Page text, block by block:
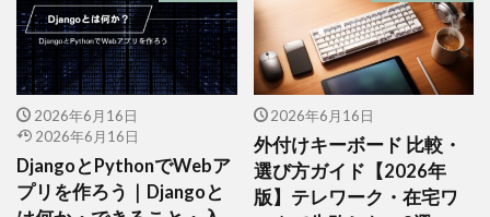
2026年6月16日
2026年6月16日
DjangoとPythonでWebア
プリを作ろう｜Djangoと
2026年6月16日
外付けキーボード 比較・
選び方ガイド【2026年
版】テレワーク・在宅ワ